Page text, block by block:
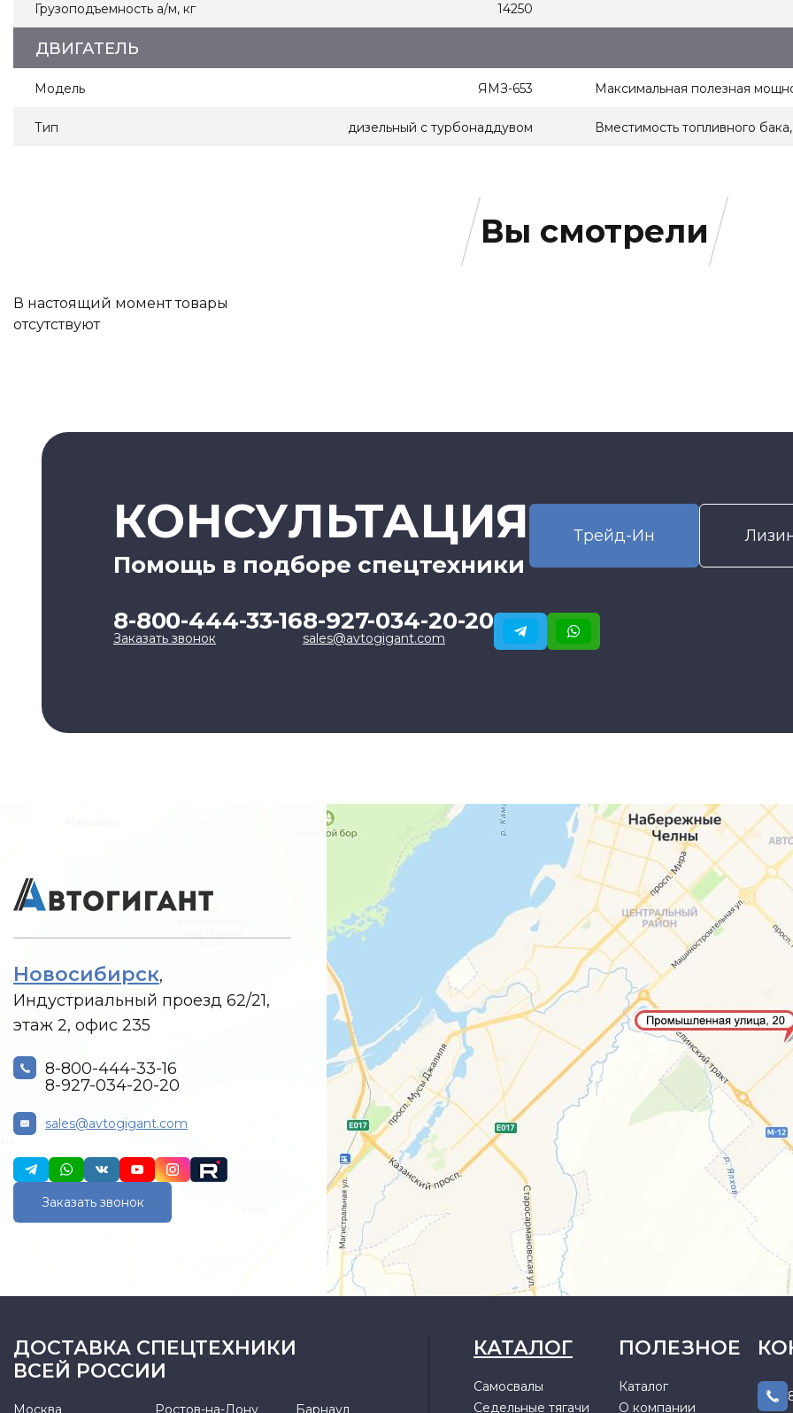
Грузоподъемность а/м, кг 14250
ДВИГАТЕЛЬ
Модель ЯМЗ-653 Максимальная полезная
Тип дизельный с турбонаддувом Вместимость топливного
Вы смотрели
В настоящий момент товары
отсутствуют
КОНСУЛЬТАЦИЯ
Помощь в подборе спецтехники
Трейд-Ин
8-800-444-33-16
Заказать звонок
8-927-034-20-20
sales@avtogigant.com
Новосибирск,
Индустриальный проезд 62/21,
этаж 2, офис 235
8-800-444-33-16
8-927-034-20-20
sales@avtogigant.com
Заказать звонок
ДОСТАВКА СПЕЦТЕХНИКИ
ВСЕЙ РОССИИ
Москва Ростов-на-Дону Барнаул
КАТАЛОГ
Самосвалы
Седельные тягачи
ПОЛЕЗНОЕ
Каталог
О компании